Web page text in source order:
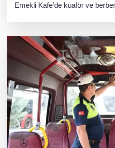
Emekli Kafe’de kuaför ve